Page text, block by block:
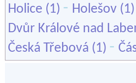
Holice (1) - Holešov (1)
Dvůr Králové nad
Česká Třebová (1) -